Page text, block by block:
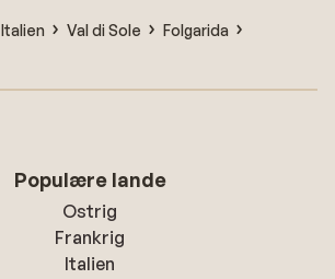
Italien Val di Sole
Folgarida
Populære lande
Ostrig
Frankrig
Italien